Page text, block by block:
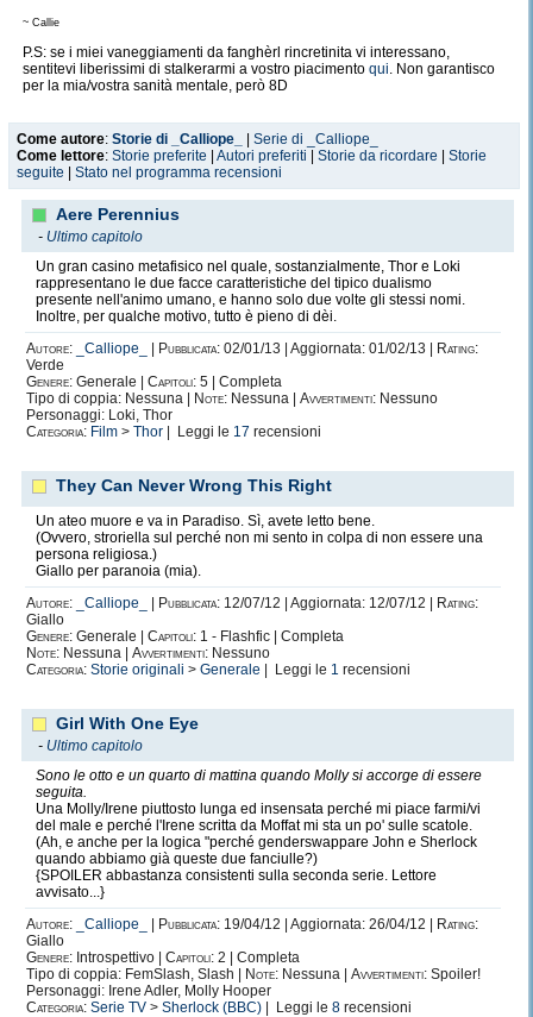
~ Callie
P.S: se i miei vaneggiamenti da fanghèrl rincretinita vi interessano,
sentitevi liberissimi di stalkerarmi a vostro piacimento qui. Non garantisco
per la mia/vostra sanità mentale, però 8D
Come autore: Storie di _Calliope_
Serie di _Calliope_
Come lettore: Storie preferite Autori preferiti Storie da ricordare
Storie
seguite
Stato nel programma recensioni
Aere Perennius
- Ultimo capitolo
Un gran casino metafisico nel quale, sostanzialmente, Thor e Loki
rappresentano le due facce caratteristiche del tipico dualismo
presente nell'animo umano, e hanno solo due volte gli stessi nomi.
Inoltre, per qualche motivo, tutto è pieno di dèi.
Autore:
_Calliope_ Pubblicata: 02/01/13 | Aggiornata: 01/02/13 |
Rating:
Verde
Genere: Generale | Capitoli: 5 | Completa
Tipo di coppia: Nessuna |
Note: Nessuna | Avvertimenti: Nessuno
Personaggi: Loki, Thor
Categoria: Film > Thor | Leggi le 17 recensioni
They Can Never Wrong This Right
Un ateo muore e va in Paradiso. Sì, avete letto bene.
(Ovvero, stroriella sul perché non mi sento in colpa di non essere una
persona religiosa.)
Giallo per paranoia (mia).
Autore:
_Calliope_ Pubblicata: 12/07/12 | Aggiornata: 12/07/12 |
Rating:
Giallo
Genere: Generale | Capitoli: 1 - Flashfic | Completa
Note: Nessuna | Avvertimenti: Nessuno
Categoria: Storie originali > Generale | Leggi le 1 recensioni
Girl With One Eye
- Ultimo capitolo
Sono le otto e un quarto di mattina quando Molly si accorge di essere
seguita.
Una Molly/Irene piuttosto lunga ed insensata perché mi piace farmi/vi
del male e perché l'Irene scritta da Moffat mi sta un po' sulle scatole.
(Ah, e anche per la logica "perché genderswappare John e Sherlock
quando abbiamo già queste due fanciulle?)
{SPOILER abbastanza consistenti sulla seconda serie. Lettore
avvisato...}
Autore:
_Calliope_ Pubblicata: 19/04/12 | Aggiornata: 26/04/12 |
Rating:
Giallo
Genere: Introspettivo | Capitoli: 2 | Completa
Tipo di coppia: FemSlash, Slash |
Note: Nessuna | Avvertimenti: Spoiler!
Personaggi: Irene Adler, Molly Hooper
Categoria: Serie TV > Sherlock (BBC) | Leggi le 8 recensioni